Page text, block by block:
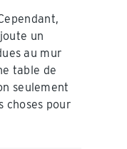
un
au mur
table de
seulement
choses pour